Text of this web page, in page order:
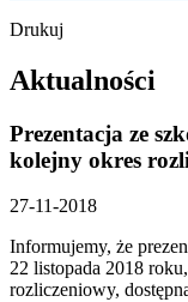
Drukuj
Aktualności
Prezentacja ze
kolejny okres
27-11-2018
Informujemy, że
22 listopada 2018
rozliczeniowy,